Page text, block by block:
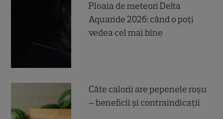
Ploaia de meteori Delta
Aquaride 2026: când o poți
vedea cel mai bine
Câte calorii are pepenele roșu
– beneficii și contraindicații